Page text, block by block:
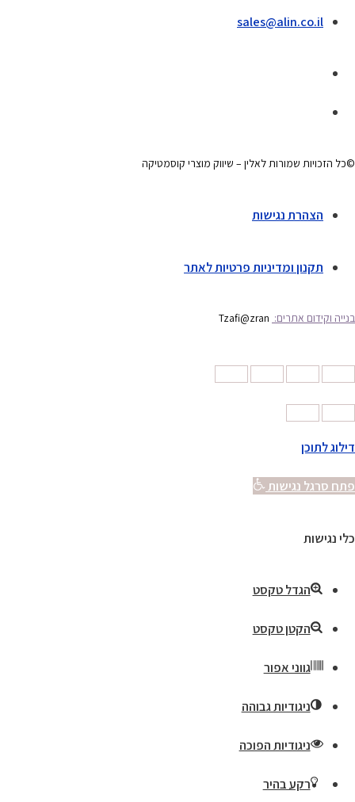
sales@alin.co.il
©כל הזכויות שמורות לאלין – שיווק מוצרי קוסמטיקה
הצהרת נגישות
תקנון ומדיניות פרטיות לאתר
בנייה וקידום אתרים: Tzafi@zran
דילוג לתוכן
פתח סרגל נגישות
כלי נגישות
הגדל טקסט
הקטן טקסט
גווני אפור
ניגודיות גבוהה
ניגודיות הפוכה
רקע בהיר